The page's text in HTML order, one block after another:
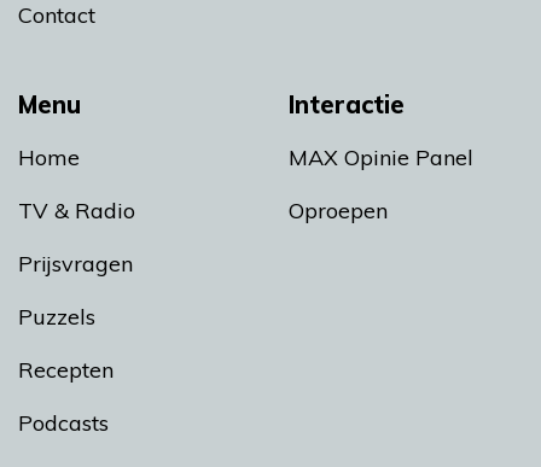
Menu
Home
TV & Radio
Prijsvragen
Puzzels
Recepten
Podcasts
Interactie
MAX Opinie Panel
Oproepen
Contact